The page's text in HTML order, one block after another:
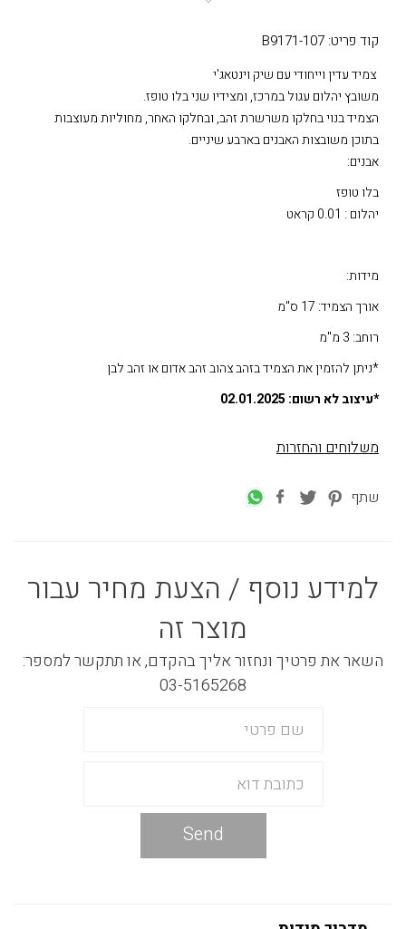
קוד פריט: B9171-107
צמיד עדין וייחודי עם שיק וינטאג'י
משובץ יהלום עגול במרכז, ומצידיו שני בלו טופז.
הצמיד בנוי בחלקו משרשרת זהב, ובחלקו האחר, מחוליות מעוצבות
בתוכן משובצות האבנים בארבע שיניים.
אבנים:
בלו טופז
יהלום : 0.01 קראט
מידות:
אורך הצמיד: 17 ס"מ
רוחב: 3 מ"מ
*ניתן להזמין את הצמיד בזהב צהוב זהב אדום או זהב לבן
*עיצוב לא רשום: 02.01.2025
משלוחים והחזרות
שתף
למידע נוסף / הצעת מחיר עבור
מוצר זה
השאר את פרטיך ונחזור אליך בהקדם, או תתקשר למספר:
03-5165268
Send